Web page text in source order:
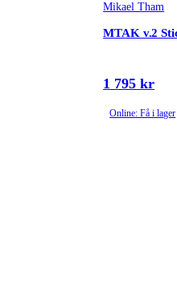
Mikael Tham
MTAK v.2
1 795 kr
Online: Få i lager